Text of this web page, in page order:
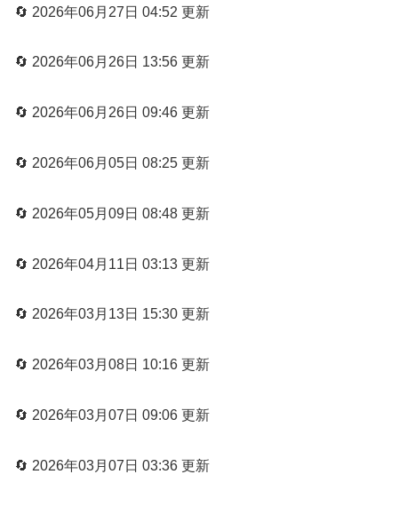
🔄 2026年06月27日 04:52 更新
🔄 2026年06月26日 13:56 更新
🔄 2026年06月26日 09:46 更新
🔄 2026年06月05日 08:25 更新
🔄 2026年05月09日 08:48 更新
🔄 2026年04月11日 03:13 更新
🔄 2026年03月13日 15:30 更新
🔄 2026年03月08日 10:16 更新
🔄 2026年03月07日 09:06 更新
🔄 2026年03月07日 03:36 更新